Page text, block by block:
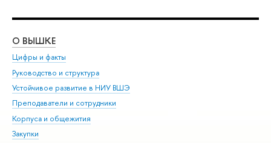
О ВЫШКЕ
Цифры и факты
Руководство и структура
Устойчивое развитие в НИУ ВШЭ
Преподаватели и сотрудники
Корпуса и общежития
Закупки